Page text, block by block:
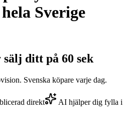
Sverige
sälj ditt på 60 sek
Svenska köpare varje dag.
direkt
AI hjälper dig fylla i